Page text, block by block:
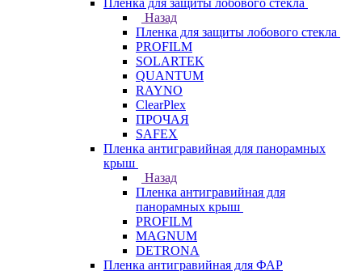
Пленка для защиты лобового стекла
Назад
Пленка для защиты лобового стекла
PROFILM
SOLARTEK
QUANTUM
RAYNO
ClearPlex
ПРОЧАЯ
SAFEX
Пленка антигравийная для панорамных
крыш
Назад
Пленка антигравийная для
панорамных крыш
PROFILM
MAGNUM
DETRONA
Пленка антигравийная для ФАР